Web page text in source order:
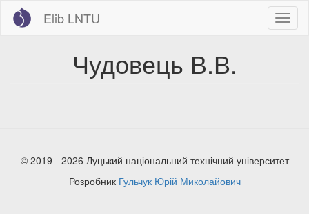
Перейти
Elib LNTU
Чудовець В.В.
© 2019 - 2026 Луцький національний технічний університет
Розробник Гульчук Юрій Миколайович